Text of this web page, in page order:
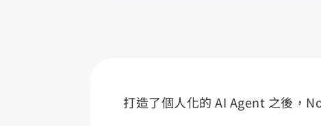
打造了個人化的 AI Agent 之後，